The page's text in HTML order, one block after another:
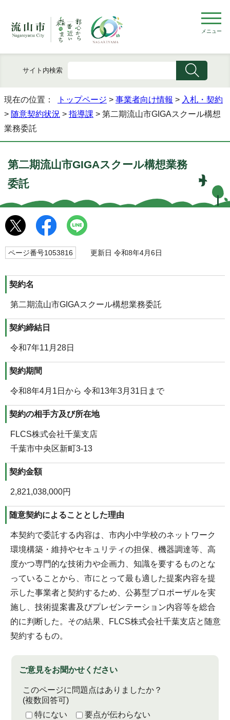
メニュー
サイト内検索
現在の位置： トップページ > 事業者向け情報 > 入札・契約
> 随意契約状況 > 指導課 > 第二期流山市GIGAスクール構想
業務委託
第二期流山市GIGAスクール構想業務
委託
ページ番号1053816 更新日 令和8年4月6日
契約名
第二期流山市GIGAスクール構想業務委託
契約締結日
令和7年11月28日
契約期間
令和8年4月1日から 令和13年3月31日まで
契約の相手方及び所在地
FLCS株式会社千葉支店
千葉市中央区新町3-13
契約金額
2,821,038,000円
随意契約によることとした理由
本契約で委託する内容は、市内小中学校のネットワーク
環境構築・維持やセキュリティの担保、機器調達等、高
度かつ専門的な技術力や企画力、知識を要するものとな
っていることから、市にとって最も適した提案内容を提
示した事業者と契約するため、公募型プロポーザルを実
施し、技術提案書及びプレゼンテーション内容等を総合
的に判断した。その結果、FLCS株式会社千葉支店と随意
契約するもの。
ご意見をお聞かせください
このページに問題点はありましたか？
(複数回答可)
特にない
要点が伝わらない